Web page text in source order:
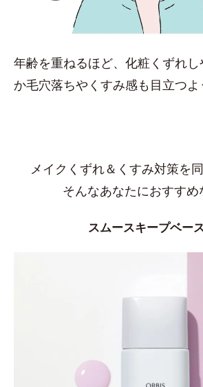
年齢を重ねるほど、化粧くずれ
か毛穴落ちやくすみ感も目立つ
メイクくずれ＆くすみ対策を
そんなあなたにおすす
スムースキープベー